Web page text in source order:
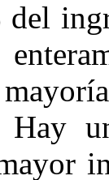
del
Hay